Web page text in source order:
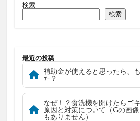
検索
検索
最近の投稿
補助金が使えると思ったら、
た？
なぜ！？食洗機を開けたらゴ
原因と対策について（Gの画
もありません）